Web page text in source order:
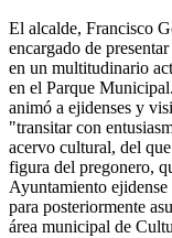
El alcalde, Francisco
encargado de
en un multitudinario
en el Parque
animó a ejidenses y
"transitar con
acervo cultural, del
figura del pregonero,
Ayuntamiento ejidense
para posteriormente
área municipal de